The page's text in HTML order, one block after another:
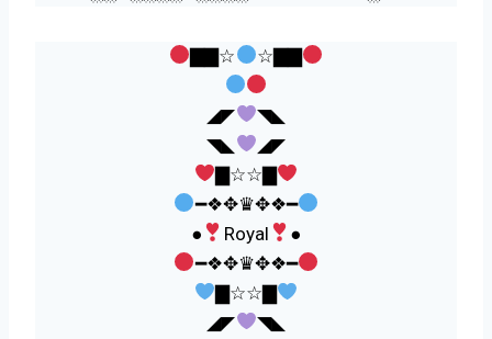
▇▇☆ ☆▇▇
◢◤
◥◣
◥◣
◢◤
▇☆☆▇
━❖✥♛✥❖━
●
Royal
●
━❖✥♛✥❖━
▇☆☆▇
◢◤
◥◣